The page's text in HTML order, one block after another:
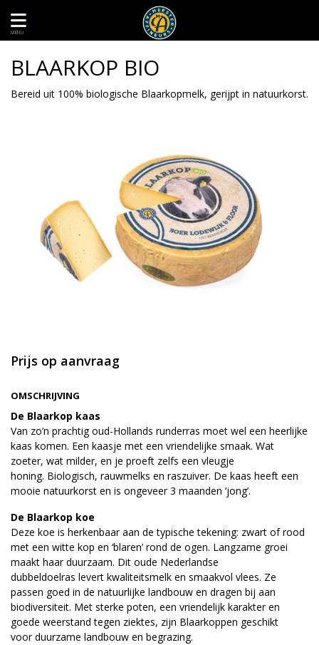
MENU
OMSCHRIJVING
De Blaarkop kaas
Van zo’n prachtig oud-Hollands runderras moet wel een heerlijke
kaas komen. Een kaasje met een vriendelijke smaak. Wat
zoeter, wat milder, en je proeft zelfs een vleugje
honing. Biologisch, rauwmelks en raszuiver. De kaas heeft een
mooie natuurkorst en is ongeveer 3 maanden ‘jong’.
De Blaarkop koe
Deze koe is herkenbaar aan de typische tekening: zwart of rood
met een witte kop en ‘blaren’ rond de ogen. Langzame groei
maakt haar duurzaam. Dit oude Nederlandse
dubbeldoelras levert kwaliteitsmelk en smaakvol vlees. Ze
passen goed in de natuurlijke landbouw en dragen bij aan
biodiversiteit. Met sterke poten, een vriendelijk karakter en
goede weerstand tegen ziektes, zijn Blaarkoppen geschikt
voor duurzame landbouw en begrazing.
BLAARKOP BIO
Bereid uit 100% biologische Blaarkopmelk, gerijpt in natuurkorst.
Prijs op aanvraag